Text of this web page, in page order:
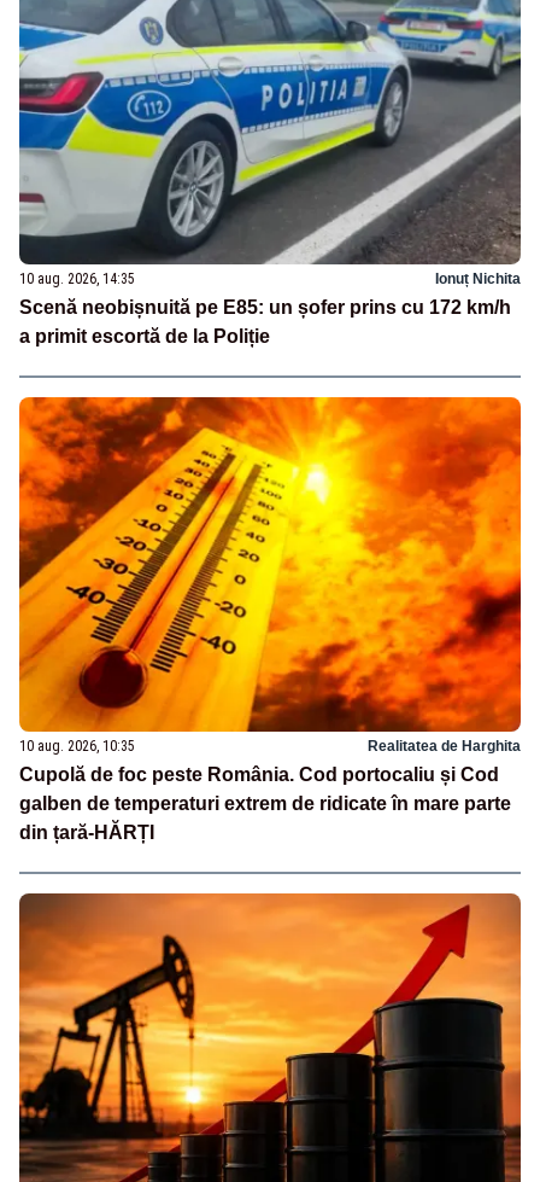
10 aug. 2026, 14:35 Ionuț Nichita
Scenă neobișnuită pe E85: un șofer prins cu 172 km/h
a primit escortă de la Poliție
10 aug. 2026, 10:35 Realitatea de Harghita
Cupolă de foc peste România. Cod portocaliu și Cod
galben de temperaturi extrem de ridicate în mare parte
din țară-HĂRȚI